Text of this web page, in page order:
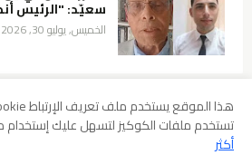
سعيّد: "الرئيس
الخميس, يوليو 30, 2026
سياسة الخصوصية شروط الإستخدام
تستخدم ملفات الكوكيز لتسهل عليك إستخدام
أكثر